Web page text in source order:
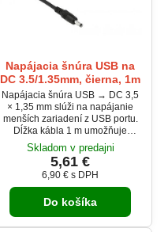
Napájacia šnúra USB na
DC 3.5/1.35mm, čierna, 1m
Napájacia šnúra USB → DC 3,5
× 1,35 mm slúži na napájanie
menších zariadení z USB portu.
Dĺžka kábla 1 m umožňuje
flexibilné pripojenie. Vhodná pre
routery, LED zariadenia či drobnú
elektroniku s príslušným
konektorom. Čierne prevedenie
je univerzálne pre bežné
použitie.
Skladom v predajni
5,61 €
6,90 € s DPH
Do košíka